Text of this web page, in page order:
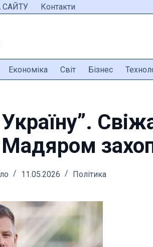
САЙТУ Контакти
Економіка Світ Бізнес
11.05.2026 Політика